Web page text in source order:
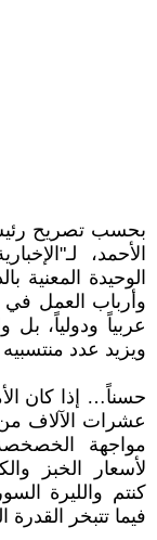
بحسب تصريح رئيس
الأحمد،
الوحيدة المعنية
وأرباب العمل في
ويزيد عدد منتسبيه على 2.5
حسناً… إذا كان
عشرات الآلاف
مواجهة
لأسعار الخبز
كنتم والليرة
فيما تتبخر القدرة